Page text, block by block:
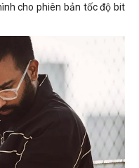
cho phiên bản tốc độ bit